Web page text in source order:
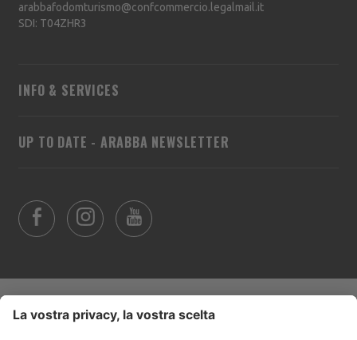
UP TO DATE - ARABBA NEWSLETTER
arabbafodomturismo@confcommercio.legalmail.it
SDI: T04ZHR3
INFO & SERVICES